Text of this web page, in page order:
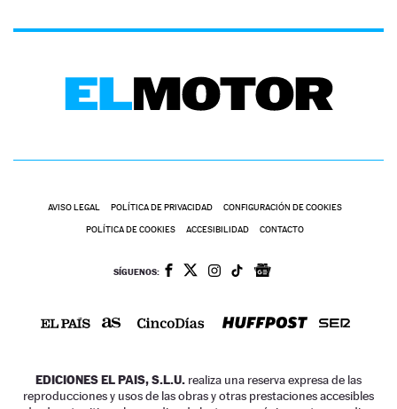
AVISO LEGAL POLÍTICA DE PRIVACIDAD CONFIGURACIÓN DE COOKIES
POLÍTICA DE COOKIES ACCESIBILIDAD CONTACTO
SÍGUENOS:
EDICIONES EL PAIS, S.L.U. realiza una reserva expresa de las
reproducciones y usos de las obras y otras prestaciones accesibles